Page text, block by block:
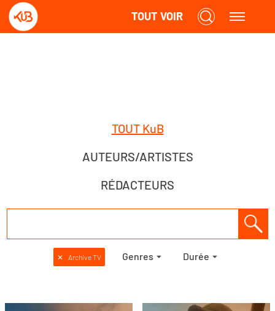
TOUT VOIR
TOUT KuB
AUTEURS/ARTISTES
RÉDACTEURS
✕ Archive TV Genres Durée